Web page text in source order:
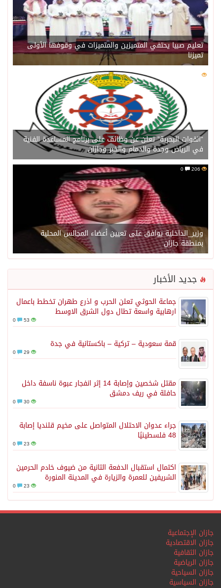
تعليم صبيا يحتفي المتميزين والمتميزات في وقوفها الأولى
تميزنا
207
“القوات البحرية” تعلن عن وظائف على برنامج المساعدة الفنية
في الرياض وجدة والدمام والخبر وجازان
206
وزير_الداخلية يوافق على تعيين أعضاء المجالس المحلية
بمنطقة جازان
جديد الأخبار
جماعة الحوثي تعلن الحرب و اذرع طهران تخطط باعمال
ارهابية واسعة تطال دول الشرق الاوسط
53
قمة سعودية – تركية – باكستانية في جدة
29
مقتل شخصين وإصابة 14 إثر انفجار عبوة ناسفة داخل
حافلة في ريف دمشق
30
جراء عدوان الاحتلال المتواصل على مخيم قلنديا إصابة
48 فلسطينيًا
23
اكتمال استقبال الدفعة الثانية من ضيوف خادم الحرمين
الشريفين للعمرة والزيارة في المدينة المنورة
23
جازان الإجتماعية
جازان الاقتصادية
جازان الثقافية
جازان الرياضية
جازان السياحية
جازان السياسية